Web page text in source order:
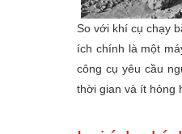
So với khí cụ chạy
ích chính là một
công cụ yêu cầu
thời gian và ít hỏng